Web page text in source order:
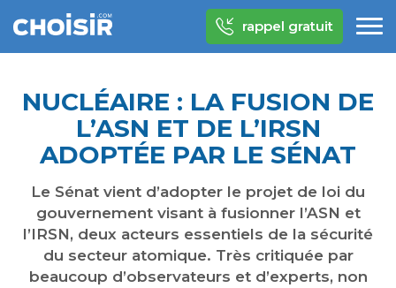
rappel gratuit
NUCLÉAIRE : LA FUSION DE
L’ASN ET DE L’IRSN
ADOPTÉE PAR LE SÉNAT
Le Sénat vient d’adopter le projet de loi du
gouvernement visant à fusionner l’ASN et
l’IRSN, deux acteurs essentiels de la sécurité
du secteur atomique. Très critiquée par
beaucoup d’observateurs et d’experts, non